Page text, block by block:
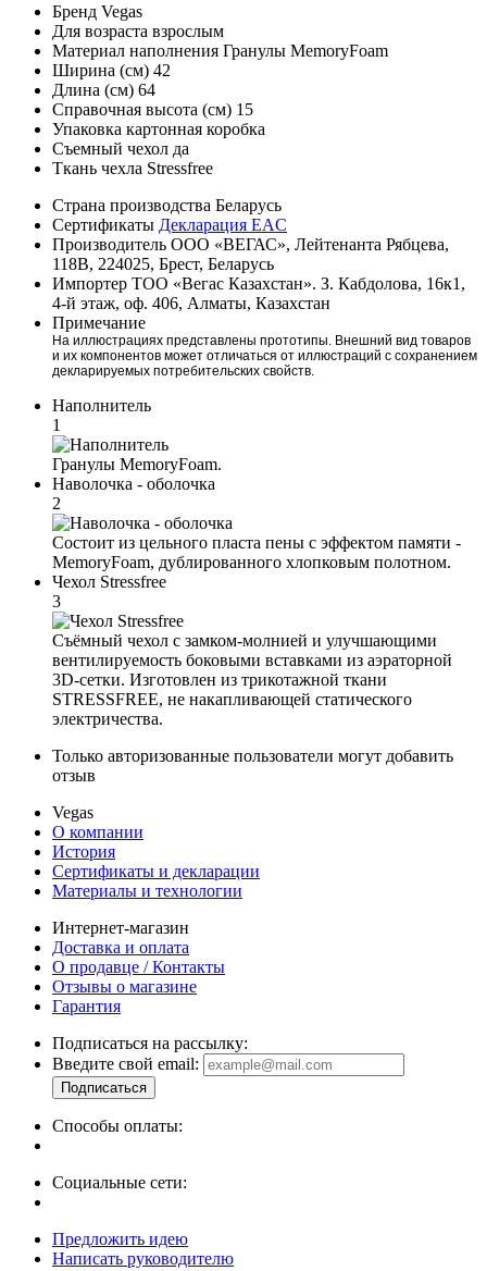
Бренд Vegas
Для возраста взрослым
Материал наполнения Гранулы MemoryFoam
Ширина (см) 42
Длина (см) 64
Справочная высота (см) 15
Упаковка картонная коробка
Съемный чехол да
Ткань чехла Stressfree
Страна производства Беларусь
Сертификаты Декларация EAC
Производитель ООО «ВЕГАС», Лейтенанта Рябцева,
118В, 224025, Брест, Беларусь
Импортер ТОО «Вегас Казахстан». З. Кабдолова, 16к1,
4-й этаж, оф. 406, Алматы, Казахстан
Примечание
На иллюстрациях представлены прототипы. Внешний вид товаров
и их компонентов может отличаться от иллюстраций с сохранением
декларируемых потребительских свойств.
Наполнитель
1
Гранулы MemoryFoam.
Наволочка - оболочка
2
Состоит из цельного пласта пены с эффектом памяти -
MemoryFoam, дублированного хлопковым полотном.
Чехол Stressfree
3
Съёмный чехол с замком-молнией и улучшающими
вентилируемость боковыми вставками из аэраторной
3D-сетки. Изготовлен из трикотажной ткани
STRESSFREE, не накапливающей статического
электричества.
Только авторизованные пользователи могут добавить
отзыв
Vegas
О компании
История
Сертификаты и декларации
Материалы и технологии
Интернет-магазин
Доставка и оплата
О продавце / Контакты
Отзывы о магазине
Гарантия
Подписаться на рассылку:
Введите свой email:
Способы оплаты:
Социальные сети:
Предложить идею
Написать руководителю